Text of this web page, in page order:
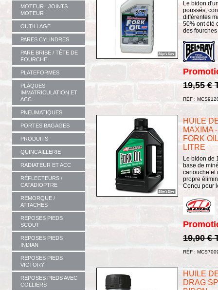
MOTEUR : JOINTS
MOTEUR
OUTILLAGE
PARES CYLINDRES
PARE BRISE / TÊTE DE
FOURCHE
PLATEFORMES
PLAQUES
IMMATRICULATION ET
ACC.
PNEUMATIQUES
PORTES BAGAGES
PRODUITS
QUINCAILLERIE
RADIATEUR ET ACC
RÉFLECTEURS /
CATADIOPTRE
REMORQUE /
ATTACHES
REPOSES PIEDS
SCOUT
REPOSES PIEDS
INDIAN
REPOSES PIEDS
VICTORY
REPOSES PIEDS AVEC
COLLIERS
Le bidon
poussés,
différentes
50% ont été
des
19,55 €
RÉF :
HUILE
MAXIMA
FORK
LITRE
Le bidon de
base de
cartouche et
propre
Conçu pour
19,90 €
RÉF :
HUILE
DRAG